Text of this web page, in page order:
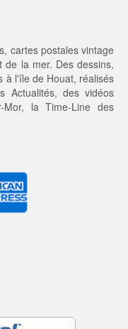
cartes postales vintage
la mer. Des dessins,
à l'île de Houat, réalisés
Actualités, des vidéos
Mor, laTime-Line des